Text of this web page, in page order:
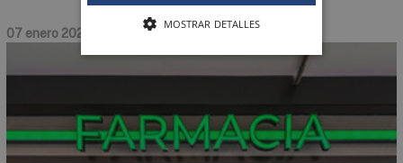
07 enero 2022
MOSTRAR DETALLES